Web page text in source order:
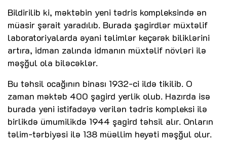
Bildirilib ki, məktəbin yeni tədris kompleksində ən
müasir şərait yaradılıb. Burada şagirdlər müxtəlif
laboratoriyalarda əyani təlimlər keçərək biliklərini
artıra, idman zalında idmanın müxtəlif növləri ilə
məşğul ola biləcəklər.
Bu təhsil ocağının binası 1932-ci ildə tikilib. O
zaman məktəb 400 şagird yerlik olub. Hazırda isə
burada yeni istifadəyə verilən tədris kompleksi ilə
birlikdə ümumilikdə 1944 şagird təhsil alır. Onların
təlim-tərbiyəsi ilə 138 müəllim heyəti məşğul olur.